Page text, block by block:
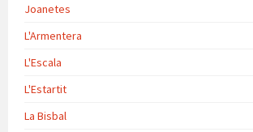
Joanetes
L'Armentera
L'Escala
L'Estartit
La Bisbal